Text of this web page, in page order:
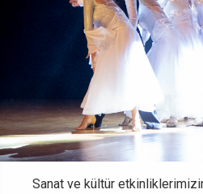
Sanat ve kültür